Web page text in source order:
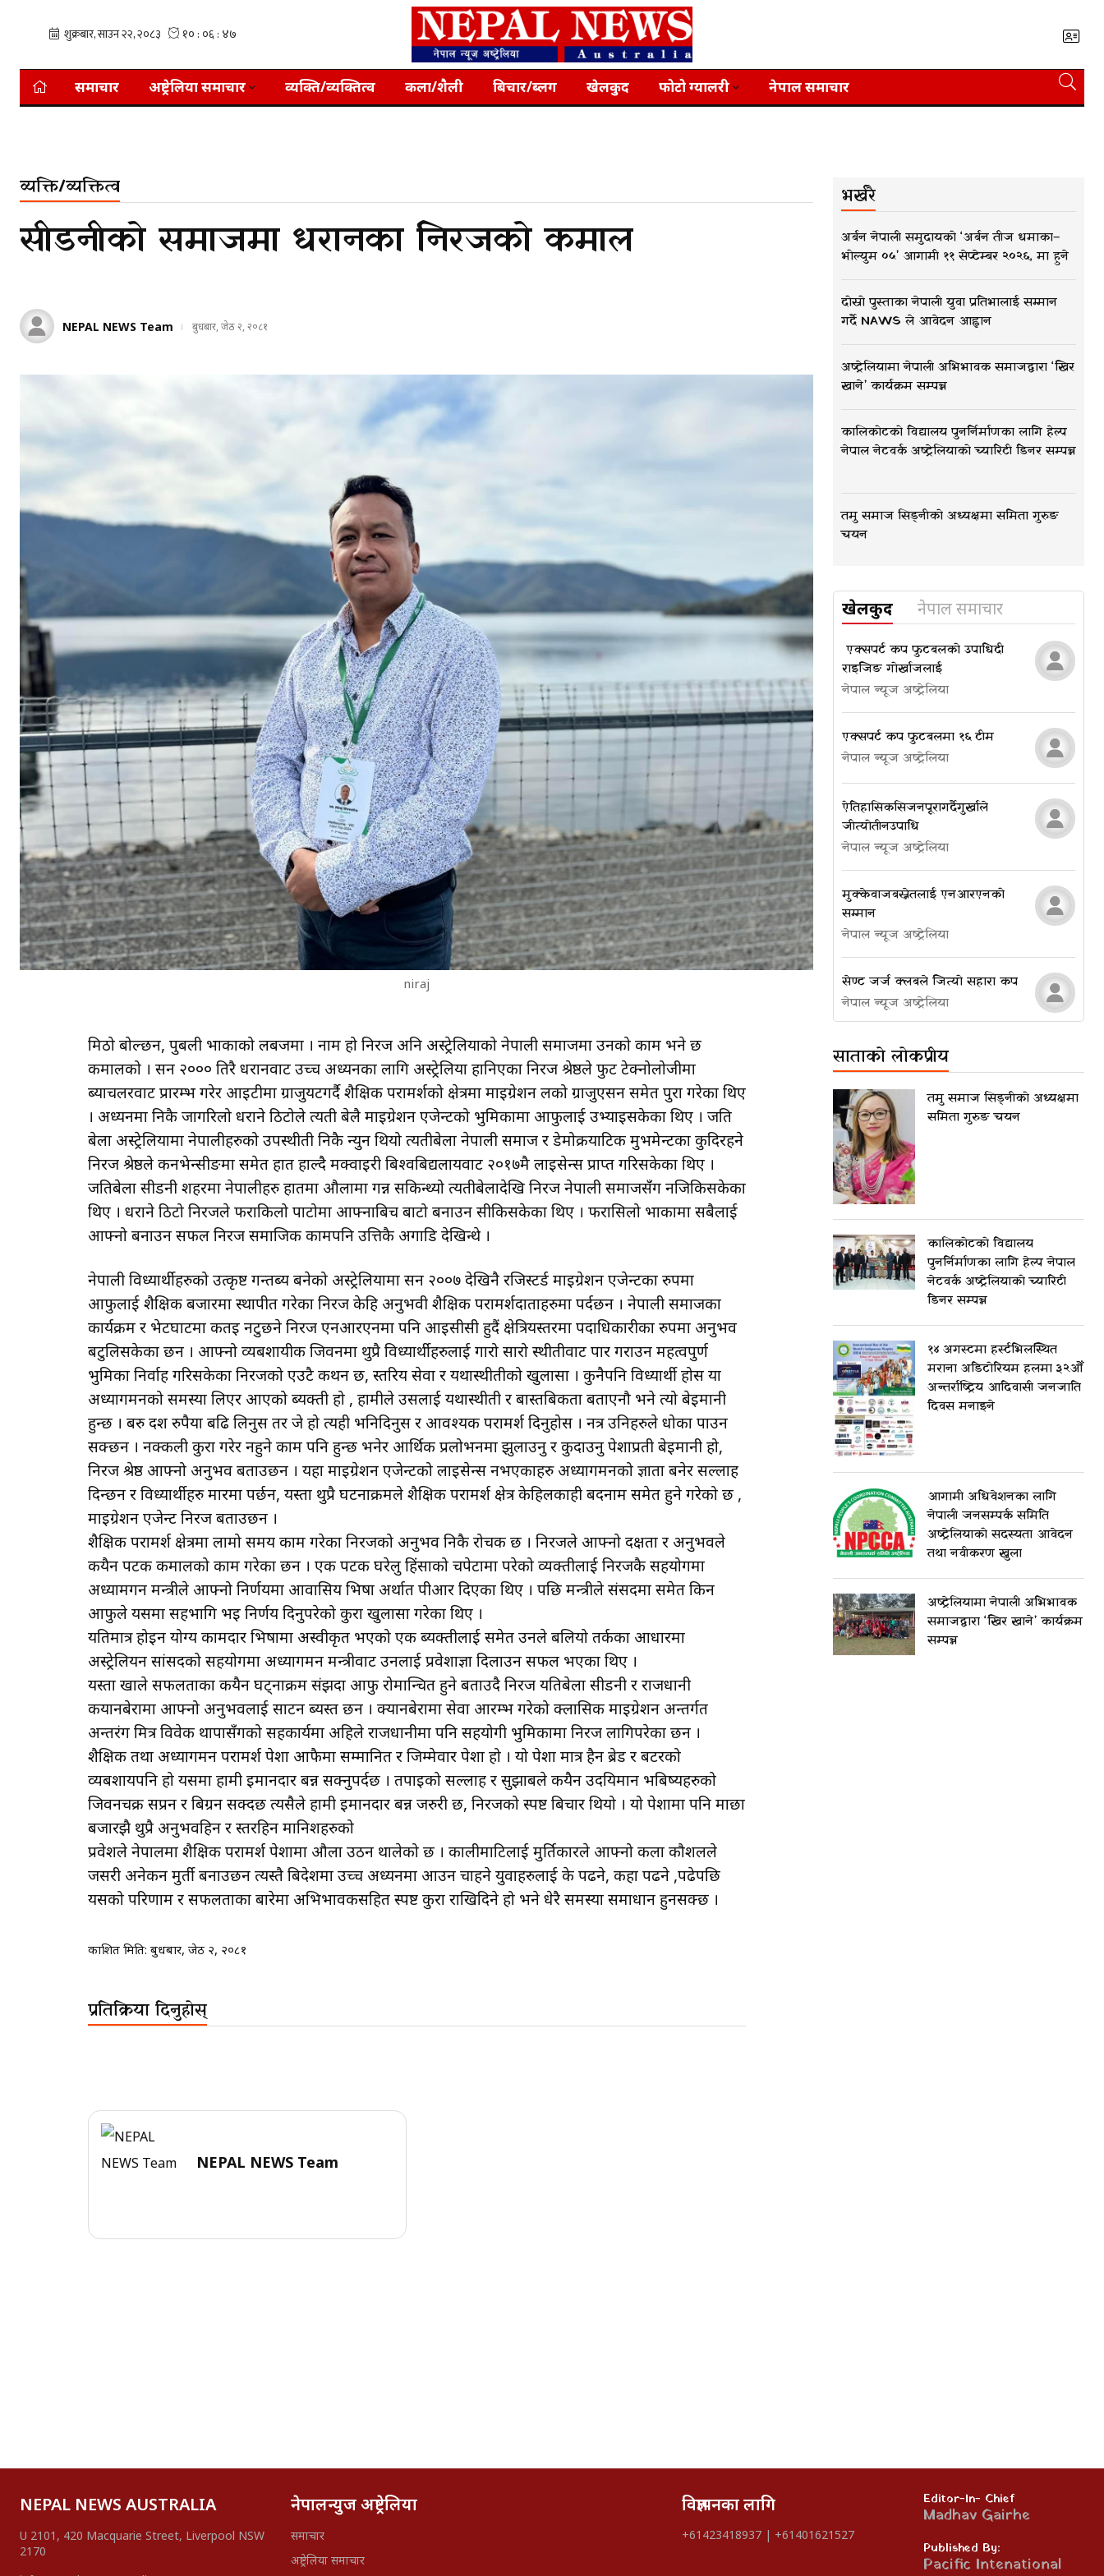
समाचार अष्ट्रेलिया समाचार व्यक्ति/व्यक्तित्व कला/शैली बिचार/ब्लग खेलकुद फोटो ग्यालरी नेपाल समाचार
व्यक्ति/व्यक्तित्व
सीडनीको समाजमा धरानका निरजको कमाल
NEPAL NEWS Team बुधबार, जेठ २, २०८१
niraj
मिठो बोल्छन, पुर्बेली भाकाको लबजमा । नाम हो निरज अनि अस्ट्रेलियाको नेपाली समाजमा उनको काम भने छ
कमालको । सन २००० तिरै धरानवाट उच्च अध्यनका लागि अस्ट्रेलिया हानिएका निरज श्रेष्ठले फुट टेक्नोलोजीमा
ब्याचलरवाट प्रारम्भ गरेर आइटीमा ग्राजुयटगर्दै शैक्षिक परामर्शको क्षेत्रमा माइग्रेशन लको ग्राजुएसन समेत पुरा गरेका थिए
। अध्यनमा निकै जागरिलो धराने ठिटोले त्यती बेलै माइग्रेशन एजेन्टको भुमिकामा आफुलाई उभ्याइसकेका थिए । जति
बेला अस्ट्रेलियामा नेपालीहरुको उपस्थीती निकै न्युन थियो त्यतीबेला नेपाली समाज र डेमोक्रयाटिक मुभमेन्टका कुदिरहने
निरज श्रेष्ठले कनभेन्सीङमा समेत हात हाल्दै मक्वाइरी बिश्वबिद्यलायवाट २०१७मै लाइसेन्स प्राप्त गरिसकेका थिए ।
जतिबेला सीडनी शहरमा नेपालीहरु हातमा औलामा गन्न सकिन्थ्यो त्यतीबेलादेखि निरज नेपाली समाजसँंग नजिकिसकेका
थिए । धराने ठिटो निरजले फराकिलो पाटोमा आफ्नाबिच बाटो बनाउन सीकिसकेका थिए । फरासिलो भाकामा सबैलाई
आफ्नो बनाउन सफल निरज समाजिक कामपनि उत्तिकै अगाडि देखिन्थे ।
नेपाली विध्यार्थीहरुको उत्कृष्ट गन्तब्य बनेको अस्ट्रेलियामा सन २००७ देखिनै रजिस्टर्ड माइग्रेशन एजेन्टका रुपमा
आफुलाई शैक्षिक बजारमा स्थापीत गरेका निरज केहि अनुभवी शैक्षिक परामर्शदाताहरुमा पर्दछन । नेपाली समाजका
कार्यक्रम र भेटघाटमा कतइ नटुछने निरज एनआरएनमा पनि आइसीसी हुदैं क्षेत्रियस्तरमा पदाधिकारीका रुपमा अनुभव
बटुलिसकेका छन । आफ्नो व्यबशायीक जिवनमा थुप्रै विध्यार्थीहरुलाई गारो सारो स्थीतीवाट पार गराउन महत्वपुर्ण
भुमिका निर्वाह गरिसकेका निरजको एउटै कथन छ, स्तरिय सेवा र यथास्थीतीको खुलासा । कुनैपनि विध्यार्थी होस या
अध्यागमनको समस्या लिएर आएको ब्यक्ती हो , हामीले उसलाई यथास्थीती र बास्तबिकता बताएनौ भने त्यो बेइमानी
हुन्छ । बरु दश रुपैया बढि लिनुस तर जे हो त्यही भनिदिनुस र आवश्यक परामर्श दिनुहोस । नत्र उनिहरुले धोका पाउन
सक्छन । नक्कली कुरा गरेर नहुने काम पनि हुन्छ भनेर आर्थिक प्रलोभनमा झुलाउनु र कुदाउनु पेशाप्रती बेइमानी हो,
निरज श्रेष्ठ आफ्नो अनुभव बताउछन । यहा माइग्रेशन एजेन्टको लाइसेन्स नभएकाहरु अध्यागमनको ज्ञाता बनेर सल्लाह
दिन्छन र विध्यार्थीहरु मारमा पर्छन, यस्ता थुप्रै घटनाक्रमले शैक्षिक परामर्श क्षेत्र केहिलकाही बदनाम समेत हुने गरेको छ ,
माइग्रेशन एजेन्ट निरज बताउछन ।
शैक्षिक परामर्श क्षेत्रमा लामो समय काम गरेका निरजको अनुभव निकै रोचक छ । निरजले आफ्नो दक्षता र अनुभवले
कयैन पटक कमालको काम गरेका छन । एक पटक घरेलु हिंसाको चपेटामा परेको व्यक्तीलाई निरजकै सहयोगमा
अध्यामगन मन्त्रीले आफ्नो निर्णयमा आवासिय भिषा अर्थात पीआर दिएका थिए । पछि मन्त्रीले संसदमा समेत किन
आफुले यसमा सहभागि भइ निर्णय दिनुपरेको कुरा खुलासा गरेका थिए ।
यतिमात्र होइन योग्य कामदार भिषामा अस्वीकृत भएको एक ब्यक्तीलाई समेत उनले बलियो तर्कका आधारमा
अस्ट्रेलियन सांसदको सहयोगमा अध्यागमन मन्त्रीवाट उनलाई प्रवेशाज्ञा दिलाउन सफल भएका थिए ।
यस्ता खाले सफलताका कयैन घट्नाक्रम संझदा आफु रोमान्चित हुने बताउदै निरज यतिबेला सीडनी र राजधानी
कयानबेरामा आफ्नो अनुभवलाई साटन ब्यस्त छन । क्यानबेरामा सेवा आरम्भ गरेको क्लासिक माइग्रेशन अन्तर्गत
अन्तरंग मित्र विवेक थापासँंगको सहकार्यमा अहिले राजधानीमा पनि सहयोगी भुमिकामा निरज लागिपरेका छन ।
शैक्षिक तथा अध्यागमन परामर्श पेशा आफैमा सम्मानित र जिम्मेवार पेशा हो । यो पेशा मात्र हैन ब्रेड र बटरको
व्यबशायपनि हो यसमा हामी इमानदार बन्न सक्नुपर्दछ । तपाइको सल्लाह र सुझाबले कयैन उदयिमान भबिष्यहरुको
जिवनचक्र सप्रन र बिग्रन सक्दछ त्यसैले हामी इमानदार बन्न जरुरी छ, निरजको स्पष्ट बिचार थियो । यो पेशामा पनि माछा
बजारझै थुप्रै अनुभवहिन र स्तरहिन मानिशहरुको
प्रवेशले नेपालमा शैक्षिक परामर्श पेशामा औला उठन थालेको छ । कालीमाटिलाई मुर्तिकारले आफ्नो कला कौशलले
जसरी अनेकन मुर्ती बनाउछन त्यस्तै बिदेशमा उच्च अध्यनमा आउन चाहने युवाहरुलाई के पढने, कहा पढने ,पढेपछि
यसको परिणाम र सफलताका बारेमा अभिभावकसहित स्पष्ट कुरा राखिदिने हो भने धेरै समस्या समाधान हुनसक्छ ।
प्रकाशित मिति: बुधबार, जेठ २, २०८१
प्रतिक्रिया दिनुहोस्
NEPAL NEWS Team
भर्खरै
अर्बन नेपाली समुदायको ‘अर्बन तीज धमाका–
भोल्युम ०५’ आगामी ११ सेप्टेम्बर २०२६, मा हुने
दोस्रो पुस्ताका नेपाली युवा प्रतिभालाई सम्मान
गर्दै NAWS ले आवेदन आह्वान
अष्ट्रेलियामा नेपाली अभिभावक समाजद्वारा ‘खिर
खाने’ कार्यक्रम सम्पन्न
कालिकोटको विद्यालय पुनर्निर्माणका लागि हेल्प
नेपाल नेटवर्क अष्ट्रेलियाको च्यारिटी डिनर सम्पन्न
तमु समाज सिड्नीको अध्यक्षमा समिता गुरुङ
चयन
खेलकुद नेपाल समाचार
​​​​​​​ एक्सपर्ट कप फुटबलको उपाधि दी
राइजिङ गोर्खाजलाई
नेपाल न्यूज अष्ट्रेलिया
एक्सपर्ट कप फुटबलमा १६ टीम
नेपाल न्यूज अष्ट्रेलिया
ऐतिहासिक सिजन पूरा गर्दै गुर्खाले
जीत्यो तीन उपाधि
नेपाल न्यूज अष्ट्रेलिया
मुक्केवाज बस्नेतलाई एनआरएनको
सम्मान
नेपाल न्यूज अष्ट्रेलिया
सेण्ट जर्ज क्लबले जित्यो सहारा कप
नेपाल न्यूज अष्ट्रेलिया
साताको लोकप्रीय
तमु समाज सिड्नीको अध्यक्षमा
समिता गुरुङ चयन
कालिकोटको विद्यालय
पुनर्निर्माणका लागि हेल्प नेपाल
नेटवर्क अष्ट्रेलियाको च्यारिटी
डिनर सम्पन्न
१४ अगस्टमा हर्स्टभिलस्थित
मराना अडिटोरियम हलमा ३२औँ
अन्तर्राष्ट्रिय आदिवासी जनजाति
दिवस मनाइने
आगामी अधिवेशनका लागि
नेपाली जनसम्पर्क समिति
अष्ट्रेलियाको सदस्यता आवेदन
तथा नवीकरण खुला
अष्ट्रेलियामा नेपाली अभिभावक
समाजद्वारा ‘खिर खाने’ कार्यक्रम
सम्पन्न
NEPAL NEWS AUSTRALIA
U 2101, 420 Macquarie Street, Liverpool NSW
2170
नेपालन्युज अष्ट्रेलिया
समाचार
अष्ट्रेलिया समाचार
विज्ञापनका लागि
+61423418937 | +61401621527
Editor-In- Chief
Madhav Gairhe
Published By:
Pacific Intenational